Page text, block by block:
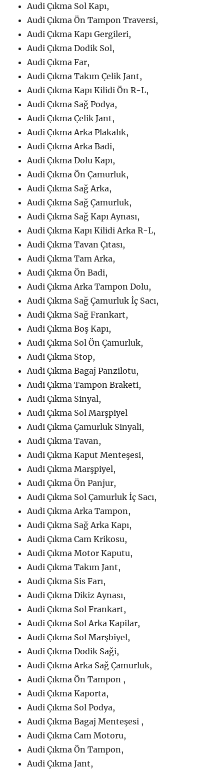
Audi Çıkma Sol Kapı,
Audi Çıkma Ön Tampon Traversi,
Audi Çıkma Kapı Gergileri,
Audi Çıkma Dodik Sol,
Audi Çıkma Far,
Audi Çıkma Takım Çelik Jant,
Audi Çıkma Kapı Kilidi Ön R-L,
Audi Çıkma Sağ Podya,
Audi Çıkma Çelik Jant,
Audi Çıkma Arka Plakalık,
Audi Çıkma Arka Badi,
Audi Çıkma Dolu Kapı,
Audi Çıkma Ön Çamurluk,
Audi Çıkma Sağ Arka,
Audi Çıkma Sağ Çamurluk,
Audi Çıkma Sağ Kapı Aynası,
Audi Çıkma Kapı Kilidi Arka R-L,
Audi Çıkma Tavan Çıtası,
Audi Çıkma Tam Arka,
Audi Çıkma Ön Badi,
Audi Çıkma Arka Tampon Dolu,
Audi Çıkma Sağ Çamurluk İç Sacı,
Audi Çıkma Sağ Frankart,
Audi Çıkma Boş Kapı,
Audi Çıkma Sol Ön Çamurluk,
Audi Çıkma Stop,
Audi Çıkma Bagaj Panzilotu,
Audi Çıkma Tampon Braketi,
Audi Çıkma Sinyal,
Audi Çıkma Sol Marşpiyel
Audi Çıkma Çamurluk Sinyali,
Audi Çıkma Tavan,
Audi Çıkma Kaput Menteşesi,
Audi Çıkma Marşpiyel,
Audi Çıkma Ön Panjur,
Audi Çıkma Sol Çamurluk İç Sacı,
Audi Çıkma Arka Tampon,
Audi Çıkma Sağ Arka Kapı,
Audi Çıkma Cam Krikosu,
Audi Çıkma Motor Kaputu,
Audi Çıkma Takım Jant,
Audi Çıkma Sis Farı,
Audi Çıkma Dikiz Aynası,
Audi Çıkma Sol Frankart,
Audi Çıkma Sol Arka Kapilar,
Audi Çıkma Sol Marşbiyel,
Audi Çıkma Dodik Saği,
Audi Çıkma Arka Sağ Çamurluk,
Audi Çıkma Ön Tampon ,
Audi Çıkma Kaporta,
Audi Çıkma Sol Podya,
Audi Çıkma Bagaj Menteşesi ,
Audi Çıkma Cam Motoru,
Audi Çıkma Ön Tampon,
Audi Çıkma Jant,